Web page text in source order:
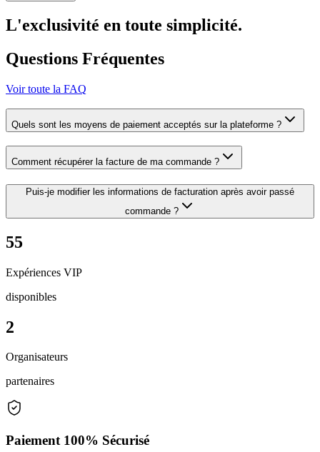
L'exclusivité en toute simplicité.
Questions Fréquentes
Voir toute la FAQ
Quels sont les moyens de paiement acceptés sur la plateforme ?
Comment récupérer la facture de ma commande ?
Puis-je modifier les informations de facturation après avoir passé
commande ?
55
Expériences VIP
disponibles
2
Organisateurs
partenaires
Paiement 100% Sécurisé